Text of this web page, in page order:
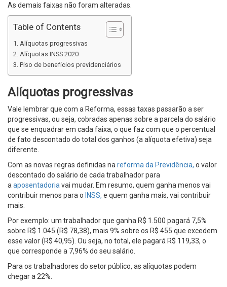
As demais faixas não foram alteradas.
Table of Contents
Alíquotas progressivas
Alíquotas INSS 2020
Piso de benefícios previdenciários
Alíquotas progressivas
Vale lembrar que com a Reforma, essas taxas passarão a ser
progressivas, ou seja, cobradas apenas sobre a parcela do salário
que se enquadrar em cada faixa, o que faz com que o percentual
de fato descontado do total dos ganhos (a alíquota efetiva) seja
diferente.
Com as novas regras definidas na reforma da Previdência, o valor
descontado do salário de cada trabalhador para
a aposentadoria vai mudar. Em resumo, quem ganha menos vai
contribuir menos para o INSS, e quem ganha mais, vai contribuir
mais.
Por exemplo: um trabalhador que ganha R$ 1.500 pagará 7,5%
sobre R$ 1.045 (R$ 78,38), mais 9% sobre os R$ 455 que excedem
esse valor (R$ 40,95). Ou seja, no total, ele pagará R$ 119,33, o
que corresponde a 7,96% do seu salário.
Para os trabalhadores do setor público, as alíquotas podem
chegar a 22%.